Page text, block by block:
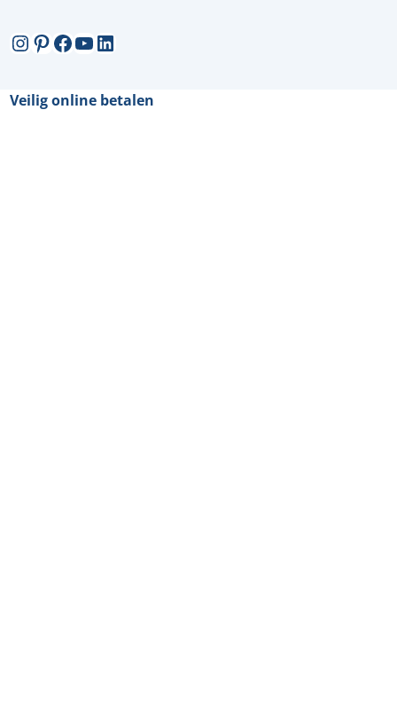
Instagram
Pinterest
Facebook
YouTube
LinkedIn
Veilig online betalen